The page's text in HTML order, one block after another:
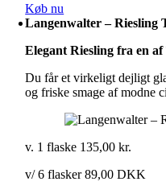
Køb nu
Langenwalter – Riesling
Elegant Riesling fra en
Du får et virkeligt dejligt
og friske smage af modne
v. 1 flaske 135,00kr.
v/ 6 flasker 89,00 DKK